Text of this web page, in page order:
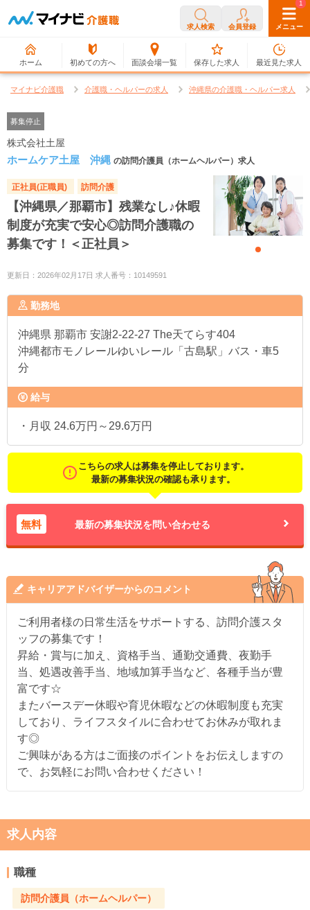
求人検索 会員登録 メニュー
ホーム 初めての方へ 面談会場一覧
0
保存した求人
1
最近見た求人
マイナビ介護職 介護職・ヘルパーの求人 沖縄県の介護職・ヘルパー求人
募集停止
株式会社土屋
ホームケア土屋 沖縄 の訪問介護員（ホームヘルパー）求人
正社員(正職員) 訪問介護
【沖縄県／那覇市】残業なし♪休暇
制度が充実で安心◎訪問介護職の
募集です！＜正社員＞
更新日：2026年02月17日 求人番号：10149591
勤務地
沖縄県 那覇市 安謝2‐22-27 The天てらす404
沖縄都市モノレールゆいレール「古島駅」バス・車5
分
給与
・月収 24.6万円～29.6万円
こちらの求人は募集を停止しております。
最新の募集状況の確認も承ります。
無料 最新の募集状況を問い合わせる
キャリアアドバイザーからのコメント
ご利用者様の日常生活をサポートする、訪問介護スタ
ッフの募集です！
昇給・賞与に加え、資格手当、通勤交通費、夜勤手
当、処遇改善手当、地域加算手当など、各種手当が豊
富です☆
またバースデー休暇や育児休暇などの休暇制度も充実
しており、ライフスタイルに合わせてお休みが取れま
す◎
ご興味がある方はご面接のポイントをお伝えしますの
で、お気軽にお問い合わせください！
求人内容
職種
訪問介護員（ホームヘルパー）